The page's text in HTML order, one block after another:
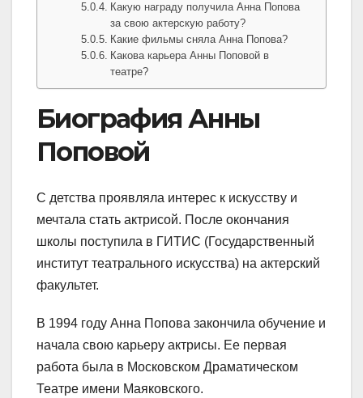
Какую награду получила Анна Попова
за свою актерскую работу?
Какие фильмы сняла Анна Попова?
Какова карьера Анны Поповой в
театре?
Биография Анны
Поповой
С детства проявляла интерес к искусству и
мечтала стать актрисой. После окончания
школы поступила в ГИТИС (Государственный
институт театрального искусства) на актерский
факультет.
В 1994 году Анна Попова закончила обучение и
начала свою карьеру актрисы. Ее первая
работа была в Московском Драматическом
Театре имени Маяковского.